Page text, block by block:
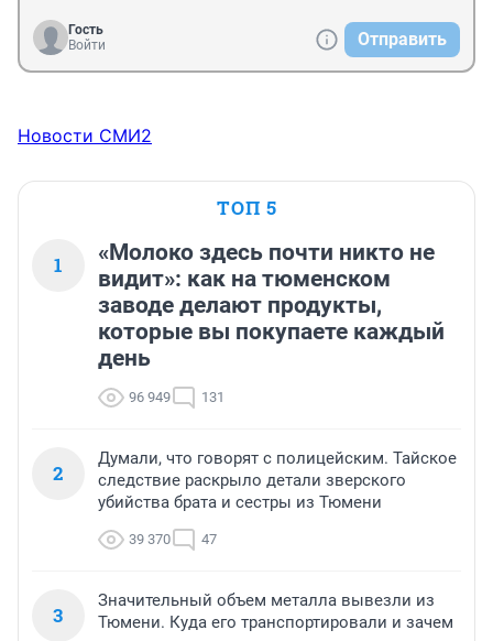
Гость
Войти
Отправить
Новости СМИ2
ТОП 5
1
«Молоко здесь почти никто не
видит»: как на тюменском
заводе делают продукты,
которые вы покупаете каждый
день
96 949 131
2
Думали, что говорят с полицейским. Тайское
следствие раскрыло детали зверского
убийства брата и сестры из Тюмени
39 370 47
3
Значительный объем металла вывезли из
Тюмени. Куда его транспортировали и зачем